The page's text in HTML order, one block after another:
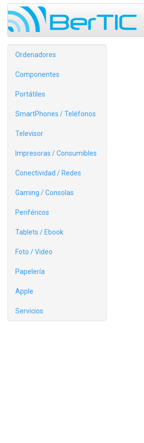
Ordenadores
Componentes
Portátiles
SmartPhones / Teléfonos
Televisor
Impresoras / Consumibles
Conectividad / Redes
Gaming / Consolas
Periféricos
Tablets / Ebook
Foto / Video
Papelería
Apple
Servicios